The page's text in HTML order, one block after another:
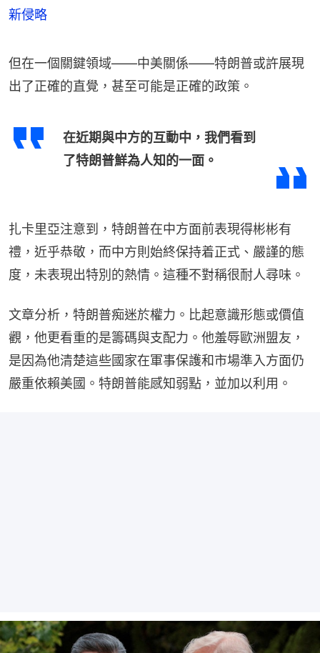
新侵略
但在一個關鍵領域——中美關係——特朗普或許展現
出了正確的直覺，甚至可能是正確的政策。
在近期與中方的互動中，我們看到
了特朗普鮮為人知的一面。
扎卡里亞注意到，特朗普在中方面前表現得彬彬有
禮，近乎恭敬，而中方則始終保持着正式、嚴謹的態
度，未表現出特別的熱情。這種不對稱很耐人尋味。
文章分析，特朗普痴迷於權力。比起意識形態或價值
觀，他更看重的是籌碼與支配力。他羞辱歐洲盟友，
是因為他清楚這些國家在軍事保護和市場準入方面仍
嚴重依賴美國。特朗普能感知弱點，並加以利用。